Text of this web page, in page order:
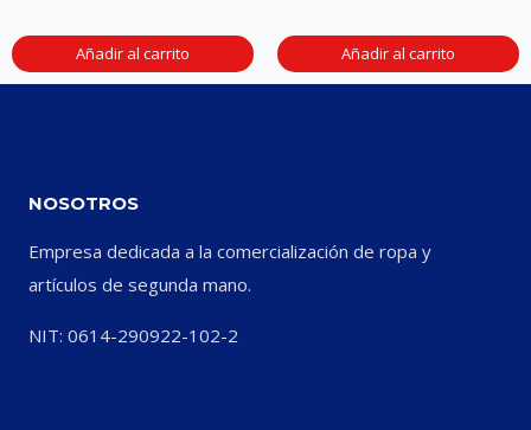
Añadir al carrito Añadir al carrito
NOSOTROS
Empresa dedicada a la comercialización de ropa y
artículos de segunda mano.
NIT: 0614-290922-102-2